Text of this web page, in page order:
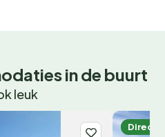
in de buurt
leuk
Direct